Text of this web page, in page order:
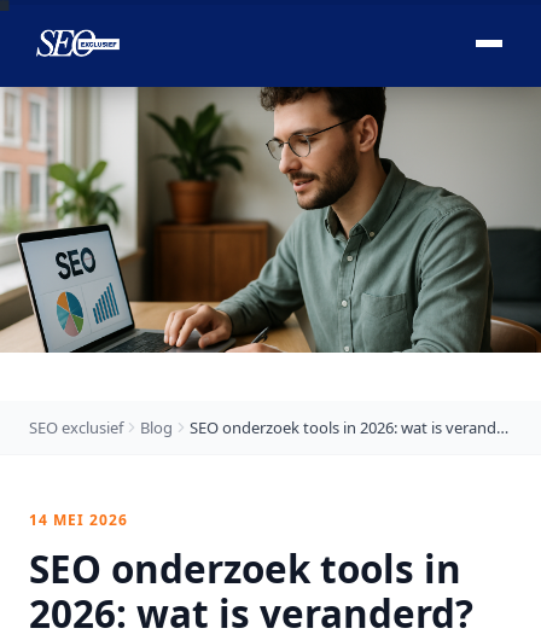
SEO exclusief Blog SEO onderzoek tools in 2026: wat is veranderd?
14 MEI 2026
SEO onderzoek tools in
2026: wat is veranderd?